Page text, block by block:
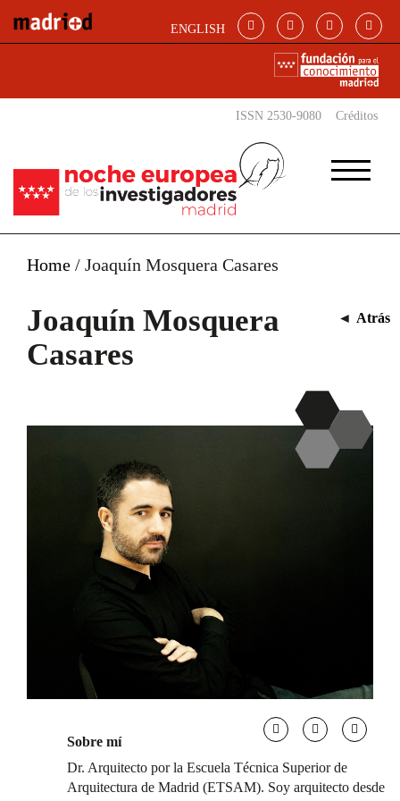
ENGLISH
ISSN 2530-9080 Créditos
Home / Joaquín Mosquera Casares
Joaquín Mosquera
Casares
◄ Atrás
Sobre mí
Dr. Arquitecto por la Escuela Técnica Superior de
Arquitectura de Madrid (ETSAM). Soy arquitecto desde